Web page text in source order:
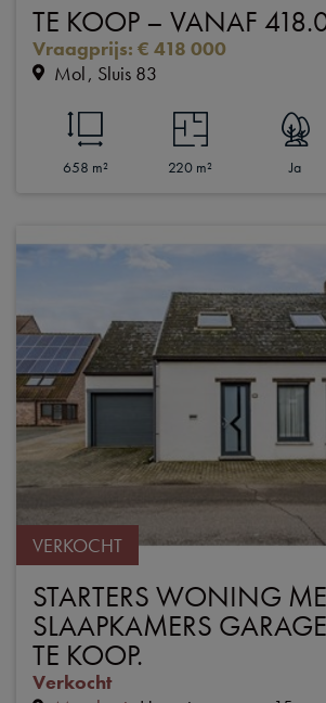
TE KOOP – VANAF
Vraagprijs: € 418 000
Mol Sluis 83
658 m² 220 m² Ja
VERKOCHT
STARTERS WONING
SLAAPKAMERS
TE KOOP.
Verkocht